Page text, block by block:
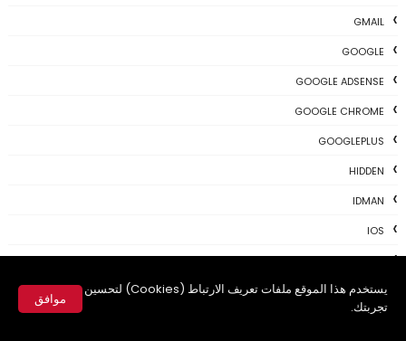
يستخدم هذا الموقع ملفات تعريف الارتباط (Cookies) لتحسين
تجربتك.
موافق
GMAIL
GOOGLE
GOOGLE ADSENSE
GOOGLE CHROME
GOOGLEPLUS
HIDDEN
IDMAN
IOS
IPHONE
KALI